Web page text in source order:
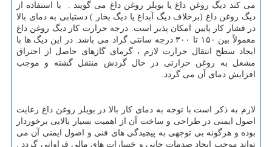
می کند دیگ روغن داغ یا بویلر روغن داغ می گویند . با استفاده از
دیگ روغن داغ (برخلاف دیگ آبداغ یا دیگ بخار ) دستیابی به دمای بالا
در فشار کار پایین امکان پذیر است. درجه حرارت کار دیگ روغن داغ
معمولاً بین ۱۵۰ تا ۳۰۰ درجه سانتی گراد می باشد. در این دیگ ها با
ایجاد سطح انتقال حرارت لازم ، گرمای گازهای حاصل از احتراق
مشعل به روغن حرارتی در حال گردش منتقل گشته و موجب
افزایش دمای آن می گردد.
لازم به ذکر است با توجه به دمای کار بالا در بویلر روغن داغ رعایت
اصول ایمنی در طراحی و ساخت آن از اهمیت بسیار بالایی برخوردار
بوده و هرگونه بی توجهی به پیچیدگی های فنی و اصول ایمنی آن می
تواند موجب ایجاد صدمات جانی و خسارات های مالی فراوانی گردد .